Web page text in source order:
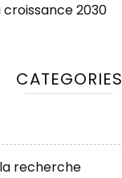
2030
CATEGORIES
recherche